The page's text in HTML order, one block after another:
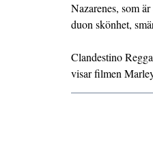
Nazarenes, som
duon skönhet,
Clandestino
visar filmen